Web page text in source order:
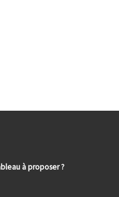
à proposer ?